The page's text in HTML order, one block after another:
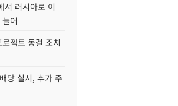
서 러시아로 이
어
젝트 동결 조치
당 실시, 추가 주